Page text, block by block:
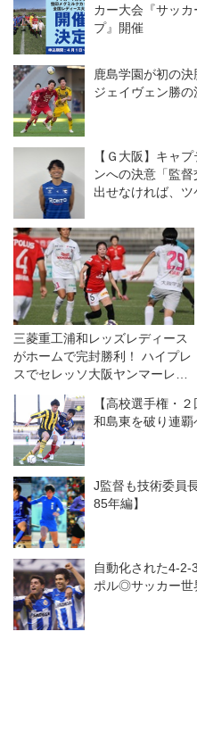
カー大会『サッ
プ』開催
鹿島学園が初の
ジェイヴェン勝
【Ｇ大阪】キャ
ンへの決意「監
出せなければ、ツ
三菱重工浦和レッズレディース
がホームで完封勝利！ ハイプレ
スでセレッソ大阪ヤンマーレデ
ィースを攻守に圧倒◎WEリー
グ第11節
【高校選手権・
和島東を破り連覇
J監督も技術委員
85年編】
自動化された4-2-
ポル◎サッカー世